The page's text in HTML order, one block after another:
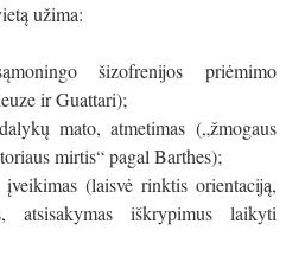
užima:
šizofrenijos priėmimo
ir Guattari);
mato, atmetimas („žmogaus
mirtis“ pagal Barthes);
(laisvė rinktis orientaciją,
atsisakymas iškrypimus laikyti